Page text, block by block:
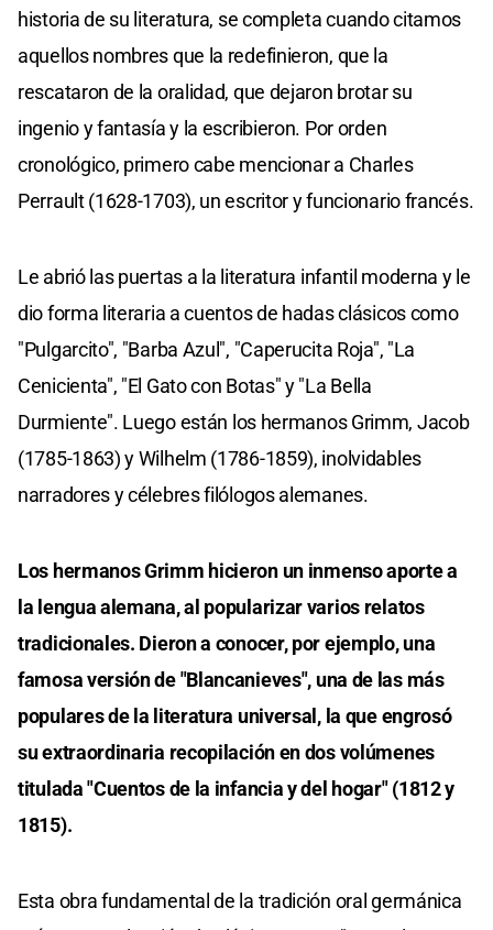
historia de su literatura, se completa cuando citamos
aquellos nombres que la redefinieron, que la
rescataron de la oralidad, que dejaron brotar su
ingenio y fantasía y la escribieron. Por orden
cronológico, primero cabe mencionar a Charles
Perrault (1628-1703), un escritor y funcionario francés.
Le abrió las puertas a la literatura infantil moderna y le
dio forma literaria a cuentos de hadas clásicos como
"Pulgarcito", "Barba Azul", "Caperucita Roja", "La
Cenicienta", "El Gato con Botas" y "La Bella
Durmiente". Luego están los hermanos Grimm, Jacob
(1785-1863) y Wilhelm (1786-1859), inolvidables
narradores y célebres filólogos alemanes.
Los hermanos Grimm hicieron un inmenso aporte a
la lengua alemana, al popularizar varios relatos
tradicionales. Dieron a conocer, por ejemplo, una
famosa versión de "Blancanieves", una de las más
populares de la literatura universal, la que engrosó
su extraordinaria recopilación en dos volúmenes
titulada "Cuentos de la infancia y del hogar" (1812 y
1815).
Esta obra fundamental de la tradición oral germánica